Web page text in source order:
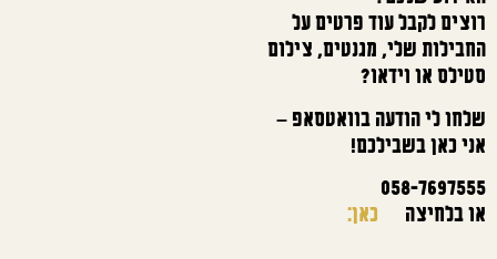
רוצים לקבל עוד פרטים על
החבילות שלי, מגנטים, צילום
סטילס או וידאו?
שלחו לי הודעה בוואטסאפ –
אני כאן בשבילכם!
058-7697555
או בלחיצה
כאן: